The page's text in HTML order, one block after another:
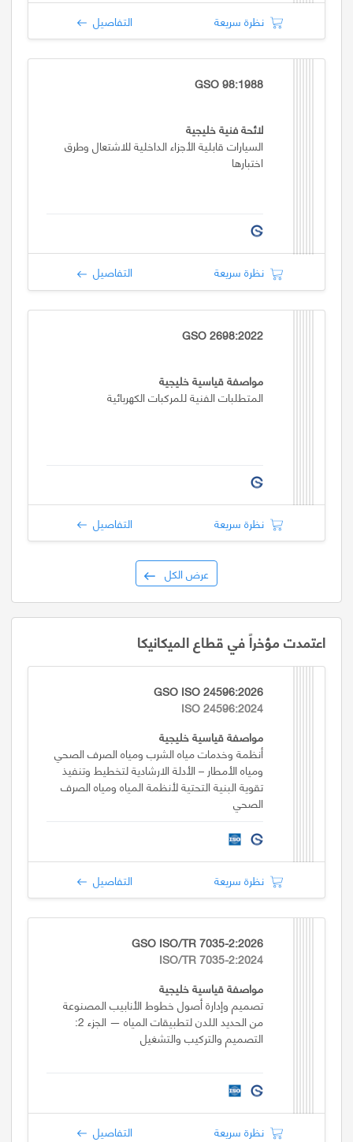
نظرة سريعة التفاصيل
GSO 98:1988
لائحة فنية خليجية
السيارات قابلية الأجزاء الداخلية للاشتعال وطرق
اختبارها
نظرة سريعة التفاصيل
GSO 2698:2022
مواصفة قياسية خليجية
المتطلبات الفنية للمركبات الكهربائية
نظرة سريعة التفاصيل
عرض الكل
اعتمدت مؤخراً في قطاع الميكانيكا
GSO ISO 24596:2026
ISO 24596:2024
مواصفة قياسية خليجية
أنظمة وخدمات مياه الشرب ومياه الصرف الصحي
ومياه الأمطار – الأدلة الارشادية لتخطيط وتنفيذ
تقوية البنية التحتية لأنظمة المياه ومياه الصرف
الصحي
نظرة سريعة التفاصيل
GSO ISO/TR 7035-2:2026
ISO/TR 7035-2:2024
مواصفة قياسية خليجية
تصميم وإدارة أصول خطوط الأنابيب المصنوعة
من الحديد اللدن لتطبيقات المياه — الجزء 2:
التصميم والتركيب والتشغيل
نظرة سريعة التفاصيل